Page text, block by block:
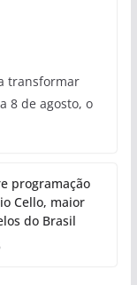
transformar
8 de agosto, o
programação
Cello, maior
do Brasil